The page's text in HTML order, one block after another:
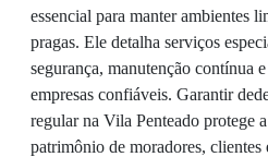
essencial para manter ambientes
pragas. Ele detalha serviços
segurança, manutenção contínua
empresas confiáveis. Garantir
regular na Vila Penteado protege
patrimônio de moradores, clientes